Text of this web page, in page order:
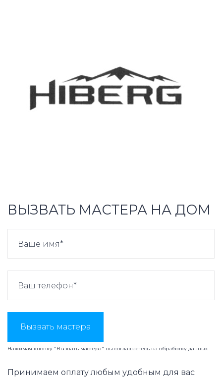
ВЫЗВАТЬ МАСТЕРА НА ДОМ
Вызвать мастера
Нажимая кнопку "Вызвать мастера" вы соглашаетесь на обработку данных
Принимаем оплату любым удобным для вас